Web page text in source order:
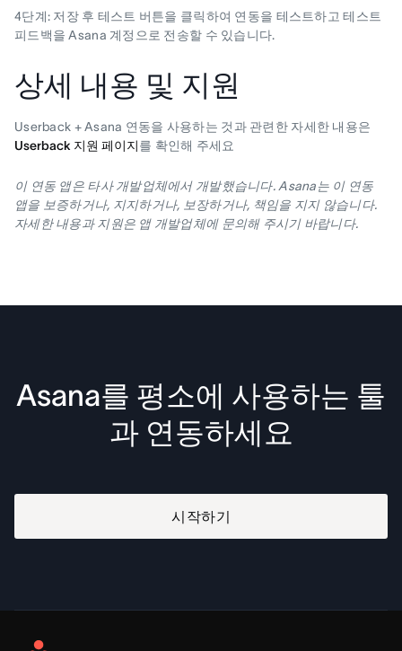
4단계: 저장 후 테스트 버튼을 클릭하여 연동을 테스트하고 테스트
피드백을 Asana 계정으로 전송할 수 있습니다.
상세 내용 및 지원
Userback + Asana 연동을 사용하는 것과 관련한 자세한 내용은
Userback 지원 페이지를 확인해 주세요
이 연동 앱은 타사 개발업체에서 개발했습니다. Asana는 이 연동
앱을 보증하거나, 지지하거나, 보장하거나, 책임을 지지 않습니다.
자세한 내용과 지원은 앱 개발업체에 문의해 주시기 바랍니다.
Asana를 평소에 사용하는 툴
과 연동하세요
시작하기